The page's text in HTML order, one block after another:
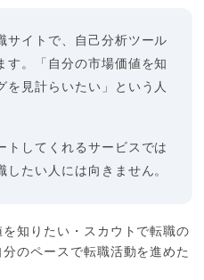
サイトで、自己分析ツール
す。「自分の市場価値を知
を見計らいたい」という人
トしてくれるサービスでは
たい人には向きません。
を知りたい・スカウトで転職の
のペースで転職活動を進めた